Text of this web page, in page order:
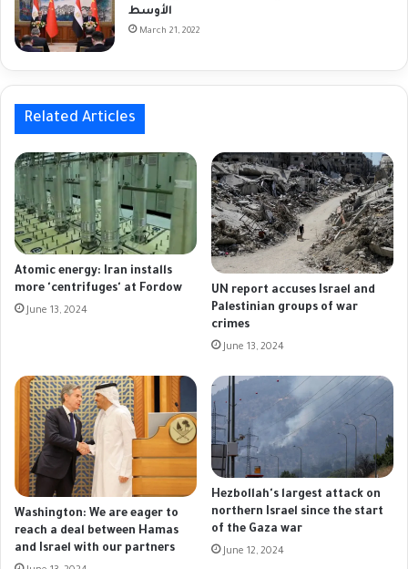
الأوسط
March 21, 2022
Related Articles
Atomic energy: Iran installs
more 'centrifuges' at Fordow
June 13, 2024
UN report accuses Israel and
Palestinian groups of war
crimes
June 13, 2024
Washington: We are eager to
reach a deal between Hamas
and Israel with our partners
Hezbollah's largest attack on
northern Israel since the start
of the Gaza war
June 12, 2024